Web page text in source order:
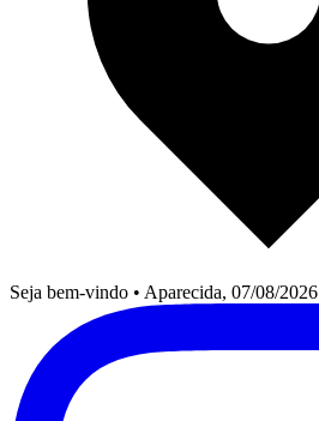
Seja bem-vindo • Aparecida, 07/08/2026